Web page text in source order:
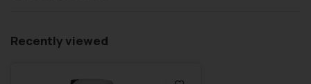
Recently viewed